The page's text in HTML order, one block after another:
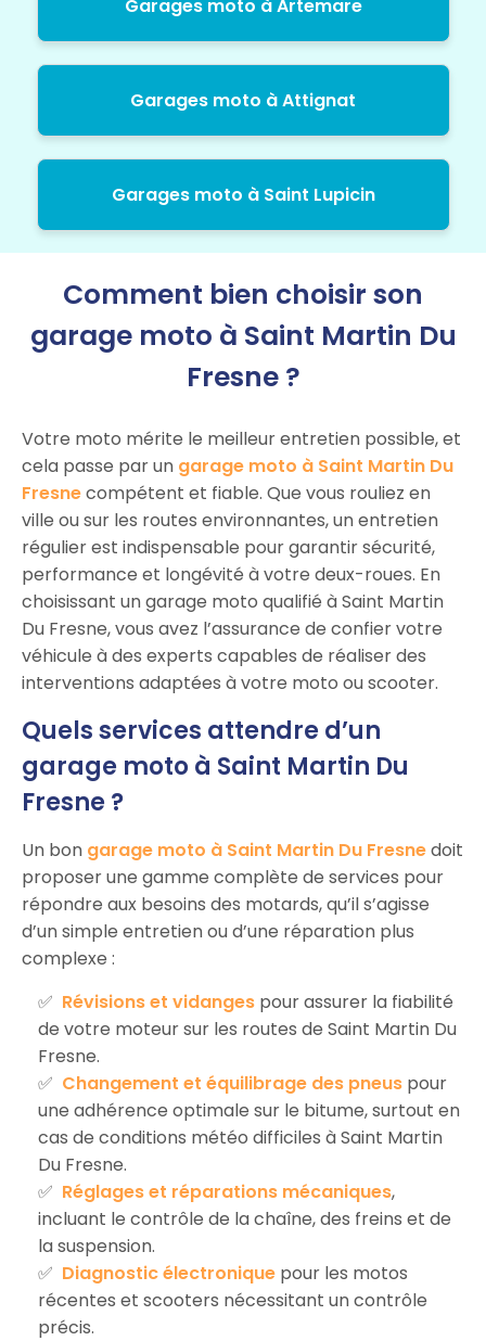
Garages moto à Artemare
Garages moto à Attignat
Garages moto à Saint Lupicin
Comment bien choisir son
garage moto à Saint Martin Du
Fresne ?
Votre moto mérite le meilleur entretien possible, et
cela passe par un garage moto à Saint Martin Du
Fresnecompétent et fiable. Que vous rouliez en
ville ou sur les routes environnantes, un entretien
régulier est indispensable pour garantir sécurité,
performance et longévité à votre deux-roues. En
choisissant un garage moto qualifié à Saint Martin
Du Fresne, vous avez l’assurance de confier votre
véhicule à des experts capables de réaliser des
interventions adaptées à votre moto ou scooter.
Quels services attendre d’un
garage moto à Saint Martin Du
Fresne ?
Un bon garage moto à Saint Martin Du Fresnedoit
proposer une gamme complète de services pour
répondre aux besoins des motards, qu’il s’agisse
d’un simple entretien ou d’une réparation plus
complexe :
Révisions et vidanges pour assurer la fiabilité
de votre moteur sur les routes de Saint Martin Du
Fresne.
Changement et équilibrage des pneus pour
une adhérence optimale sur le bitume, surtout en
cas de conditions météo difficiles à Saint Martin
Du Fresne.
Réglages et réparations mécaniques,
incluant le contrôle de la chaîne, des freins et de
la suspension.
Diagnostic électronique pour les motos
récentes et scooters nécessitant un contrôle
précis.